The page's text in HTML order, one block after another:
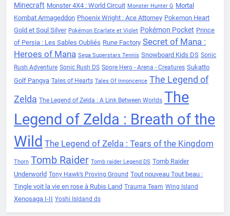
Minecraft Monster 4X4 : World Circuit Monster Hunter G Mortal
Kombat Armageddon Phoenix Wright : Ace Attorney Pokemon Heart
Gold et Soul Silver Pokémon Ecarlate et Violet Pokémon Pocket Prince
of Persia : Les Sables Oubliés Rune Factory Secret of Mana :
Heroes of Mana Sega Superstars Tennis Snowboard Kids DS Sonic
Rush Adventure Sonic Rush DS Spore Hero - Arena - Creatures Sukatto
Golf Pangya Tales of Hearts Tales Of Innoncence The Legend of
Zelda The Legend of Zelda : A Link Between Worlds The
Legend of Zelda : Breath of the
Wild The Legend of Zelda : Tears of the Kingdom
Thorn Tomb Raider Tomb raider Legend DS Tomb Raider
Underworld Tony Hawk’s Proving Ground Tout nouveau Tout beau :
Tingle voit la vie en rose à Rubis Land Trauma Team Wing Island
Xenosaga I-II Yoshi Isldand ds